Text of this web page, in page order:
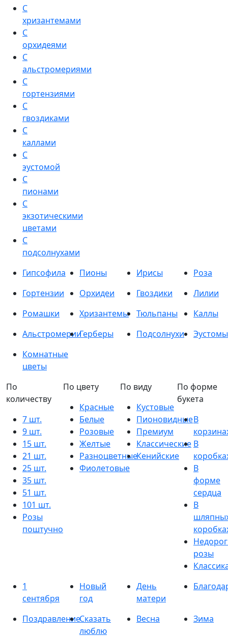
С
хризантемами
С
орхидеями
С
альстромериями
С
гортензиями
С
гвоздиками
С
каллами
С
эустомой
С
пионами
С
экзотическими
цветами
С
подсолнухами
Гипсофила
Пионы Ирисы
Роза
Гортензии
Орхидеи Гвоздики
Лилии
Ромашки
Хризантемы Тюльпаны
Каллы
АльстромерииГерберы Подсолнухи
Эустомы
Комнатные
цветы
По
количеству
7 шт.
9 шт.
15 шт.
21 шт.
25 шт.
35 шт.
51 шт.
101 шт.
Розы
поштучно
По цвету
Красные
Белые
Розовые
Желтые
Разноцветные
Фиолетовые
По виду
Кустовые
Пионовидные
Премиум
Классические
Кенийские
По форме
букета
В
В
В
форме
сердца
В
розы
1
сентября
Новый
год
День
матери
ПоздравлениеСказать
люблю
Весна Зима